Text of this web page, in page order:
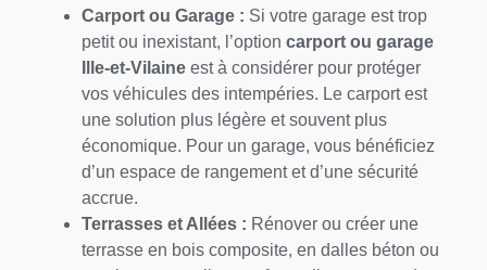
Carport ou Garage : Si votre garage est trop
petit ou inexistant, l’option carport ou garage
Ille-et-Vilaine est à considérer pour protéger
vos véhicules des intempéries. Le carport est
une solution plus légère et souvent plus
économique. Pour un garage, vous bénéficiez
d’un espace de rangement et d’une sécurité
accrue.
Terrasses et Allées : Rénover ou créer une
terrasse en bois composite, en dalles béton ou